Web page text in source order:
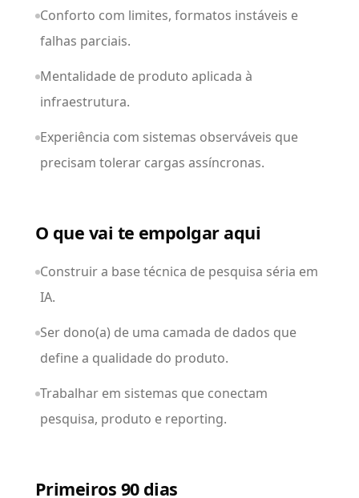
Conforto com limites, formatos instáveis e
falhas parciais.
Mentalidade de produto aplicada à
infraestrutura.
Experiência com sistemas observáveis que
precisam tolerar cargas assíncronas.
O que vai te empolgar aqui
Construir a base técnica de pesquisa séria em
IA.
Ser dono(a) de uma camada de dados que
define a qualidade do produto.
Trabalhar em sistemas que conectam
pesquisa, produto e reporting.
Primeiros 90 dias